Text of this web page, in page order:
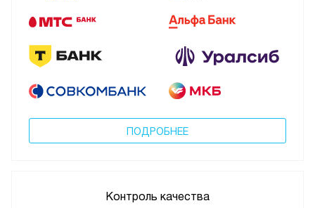
ПОДРОБНЕЕ
Контроль качества